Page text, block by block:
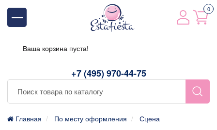
+7 (495) 970-44-75
0
Ваша корзина пуста!
Главная По месту оформления Сцена